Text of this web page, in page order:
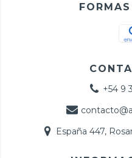
+54 9
España 447,